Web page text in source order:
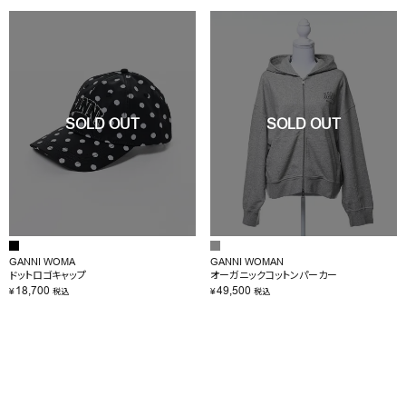
GANNI WOMA
ドットロゴキャップ
¥18,700 税込
GANNI WOMAN
オーガニックコットンパーカー
¥49,500 税込